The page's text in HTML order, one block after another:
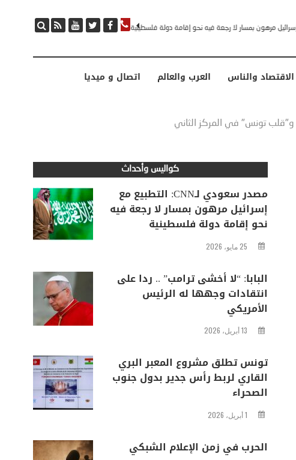
مصدر سعودي لـCNN: التطبيع مع إسرائيل مرهون بمسار لا رجعة فيه نحو إقامة دولة فلسطينية
الاقتصاد والناس العرب والعالم اتصال و ميديا
كواليس وأحداث
مصدر سعودي لـCNN: التطبيع مع
إسرائيل مرهون بمسار لا رجعة فيه
نحو إقامة دولة فلسطينية
25 مايو، 2026
البابا: “لا أخشى ترامب” .. ردا على
انتقادات وجهها له الرئيس
الأمريكي
13 أبريل، 2026
تونس تطلق مشروع المعبر البري
القاري لربط رأس جدير بدول جنوب
الصحراء
1 أبريل، 2026
الحرب في زمن الإعلام الشبكي